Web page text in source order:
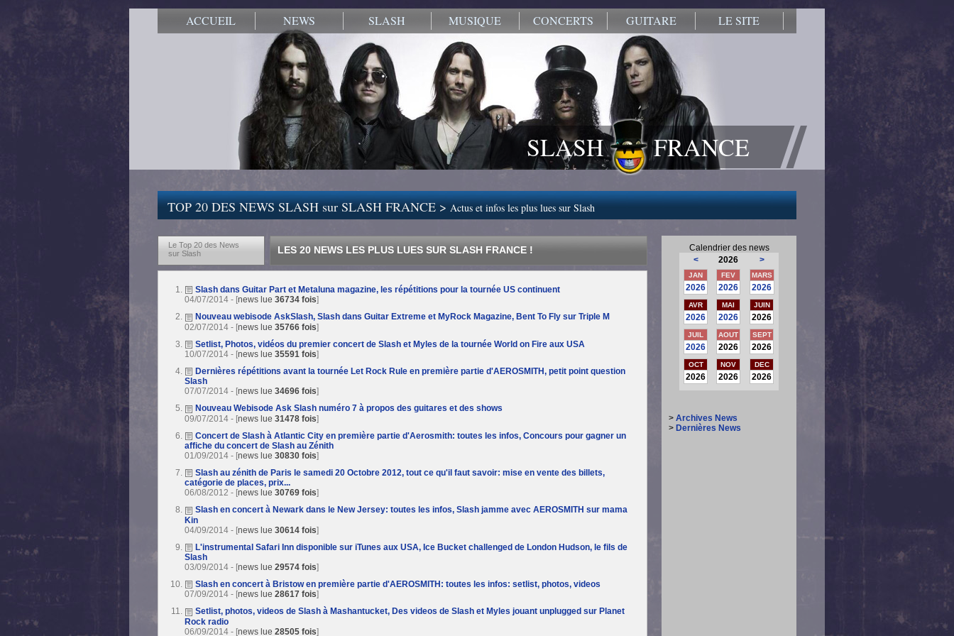
ACCUEIL NEWS SLASH MUSIQUE CONCERTS GUITARE LE SITE
SLASH FRANCE
TOP 20 DES NEWS SLASH sur SLASH FRANCE >Actus et infos les plus lues sur Slash
Le Top 20 des News
sur Slash
LES 20 NEWS LES PLUS LUES SUR SLASH FRANCE !
Slash dans Guitar Part et Metaluna magazine, les répétitions pour la tournée US continuent
04/07/2014 - [news lue 36734 fois]
Nouveau webisode AskSlash, Slash dans Guitar Extreme et MyRock Magazine, Bent To Fly sur Triple M
02/07/2014 - [news lue 35766 fois]
Setlist, Photos, vidéos du premier concert de Slash et Myles de la tournée World on Fire aux USA
10/07/2014 - [news lue 35591 fois]
Dernières répétitions avant la tournée Let Rock Rule en première partie d'AEROSMITH, petit point question
Slash
07/07/2014 - [news lue 34696 fois]
Nouveau Webisode Ask Slash numéro 7 à propos des guitares et des shows
09/07/2014 - [news lue 31478 fois]
Concert de Slash à Atlantic City en première partie d'Aerosmith: toutes les infos, Concours pour gagner un
affiche du concert de Slash au Zénith
01/09/2014 - [news lue 30830 fois]
Slash au zénith de Paris le samedi 20 Octobre 2012, tout ce qu'il faut savoir: mise en vente des billets,
catégorie de places, prix...
06/08/2012 - [news lue 30769 fois]
Slash en concert à Newark dans le New Jersey: toutes les infos, Slash jamme avec AEROSMITH sur mama
Kin
04/09/2014 - [news lue 30614 fois]
L'instrumental Safari Inn disponible sur iTunes aux USA, Ice Bucket challenged de London Hudson, le fils de
Slash
03/09/2014 - [news lue 29574 fois]
Slash en concert à Bristow en première partie d'AEROSMITH: toutes les infos: setlist, photos, videos
07/09/2014 - [news lue 28617 fois]
Setlist, photos, videos de Slash à Mashantucket, Des videos de Slash et Myles jouant unplugged sur Planet
Rock radio
06/09/2014 - [news lue 28505 fois]
Calendrier des news
<
2026 >
JAN
2026
FEV
2026
MARS
2026
AVR
2026
MAI
2026
JUIN
2026
JUIL
2026
AOUT
2026
SEPT
2026
OCT
2026
NOV
2026
DEC
2026
> Archives News
> Dernières News